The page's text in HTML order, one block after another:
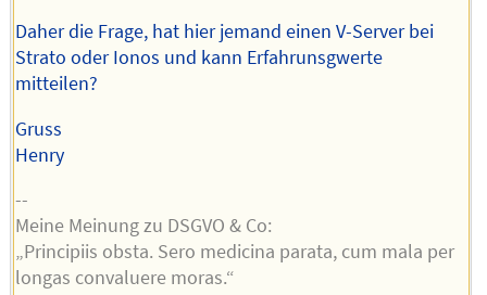
Daher die Frage, hat hier jemand einen V-Server bei
Strato oder Ionos und kann Erfahrunsgwerte
mitteilen?
Gruss
Henry
--
Meine Meinung zu DSGVO & Co:
„Principiis obsta. Sero medicina parata, cum mala per
longas convaluere moras.“